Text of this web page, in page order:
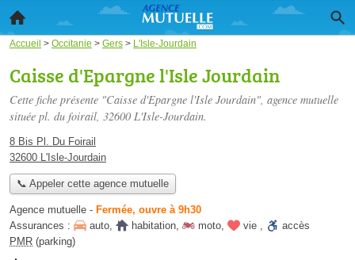
Accueil > Occitanie > Gers > L'Isle-Jourdain
Caisse d'Epargne l'Isle Jourdain
Cette fiche présente "Caisse d'Epargne l'Isle Jourdain", agence mutuelle
située pl. du foirail, 32600 L'Isle-Jourdain.
8 Bis Pl. Du Foirail
32600 L'Isle-Jourdain
📞 Appeler cette agence mutuelle
Agence mutuelle - Fermée, ouvre à 9h30
Assurances :
auto, habitation, moto, vie ,
accès
PMR (parking)